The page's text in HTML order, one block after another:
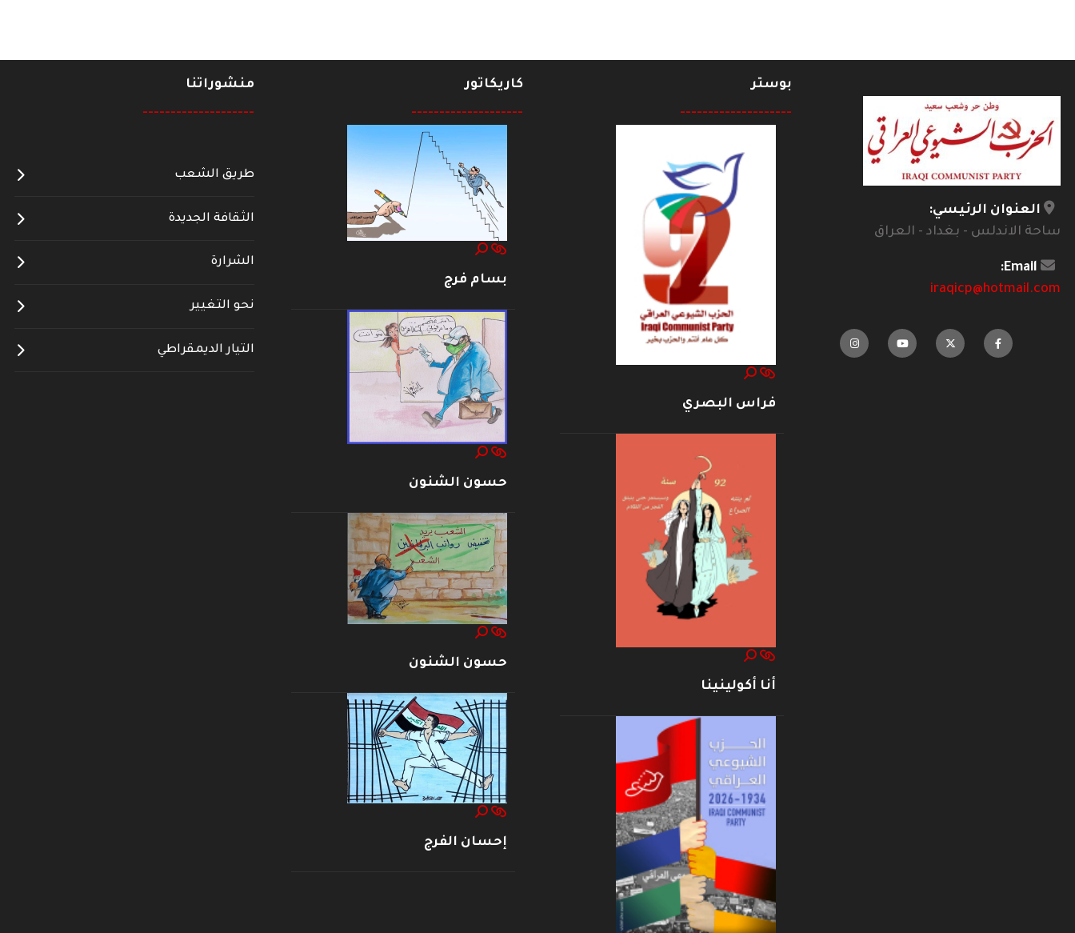
العنوان الرئيسي:
ساحة الاندلس - بغداد - العراق
Email:
iraqicp@hotmail.com
بوستر
--------------------
فراس البصري
أنا أكولينينا
كاريكاتور
--------------------
بسام فرج
حسون الشنون
حسون الشنون
إحسان الفرج
منشوراتنا
--------------------
طريق الشعب
الثقافة الجديدة
الشرارة
نحو التغيير
التيار الديمقراطي